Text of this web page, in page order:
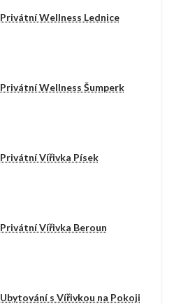
Privátní Wellness Lednice
Privátní Wellness Šumperk
Privátní Vířivka Písek
Privátní Vířivka Beroun
Ubytování s Vířivkou na Pokoji